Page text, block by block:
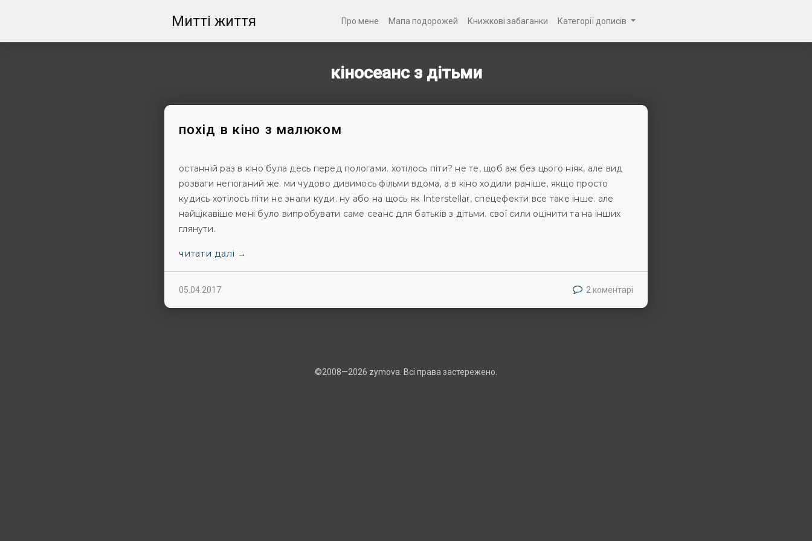
Митті життя Про мене Мапа подорожей Книжкові забаганки Категорії дописів
кіносеанс з дітьми
похід в кіно з малюком
останній раз в кіно була десь перед пологами. хотілось піти? не те, щоб аж без цього ніяк, але вид
розваги непоганий же. ми чудово дивимось фільми вдома, а в кіно ходили раніше, якщо просто
кудись хотілось піти не знали куди. ну або на щось як Interstellar, спецефекти все таке інше. але
найцікавіше мені було випробувати саме сеанс для батьків з дітьми. свої сили оцінити та на інших
глянути.
читати далі →
05.04.2017 2 коментарі
©2008—2026 zymova. Всі права застережено.